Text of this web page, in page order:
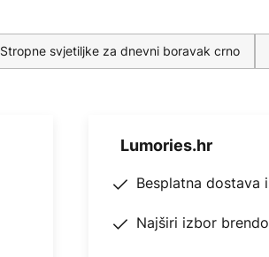
Stropne svjetiljke za dnevni boravak crno
Lumories.hr
Besplatna dostava
Najširi izbor